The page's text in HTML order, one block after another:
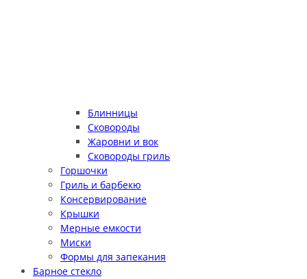
Блинницы
Сковороды
Жаровни и вок
Сковороды гриль
Горшочки
Гриль и барбекю
Консервирование
Крышки
Мерные емкости
Миски
Формы для запекания
Барное стекло